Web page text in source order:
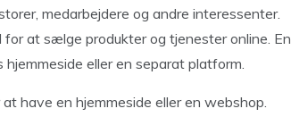
medarbejdere og andre interessenter.
at sælge produkter og tjenester online. En
eller en separat platform.
have en hjemmeside eller en webshop.